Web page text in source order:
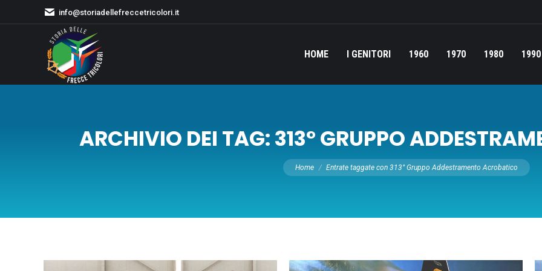
info@storiadellefreccetricolori.it
HOME I GENITORI 1960 1970 1980 1990
ARCHIVIO DEI TAG:313° GRUPPO
Tu sei qui:
Home Entrate taggate con 313° Gruppo Addestramento Acrobatico